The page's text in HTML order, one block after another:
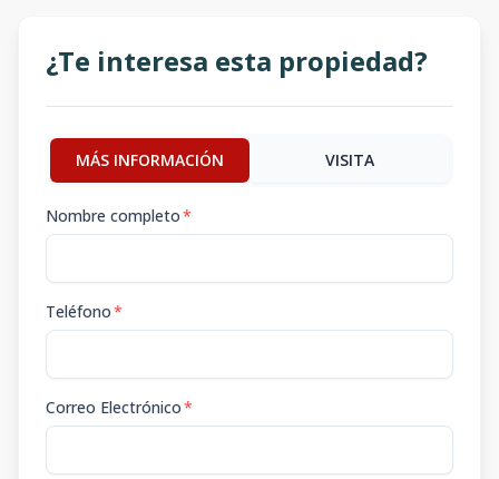
¿Te interesa esta propiedad?
MÁS INFORMACIÓN VISITA
Nombre completo*
Teléfono*
Correo Electrónico*